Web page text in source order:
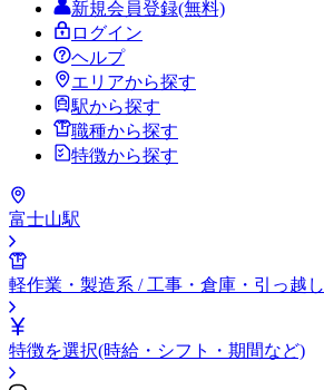
新規会員登録(無料)
ログイン
ヘルプ
エリアから探す
駅から探す
職種から探す
特徴から探す
富士山駅
軽作業・製造系 / 工事・倉庫・引っ越し
特徴を選択(時給・シフト・期間など)